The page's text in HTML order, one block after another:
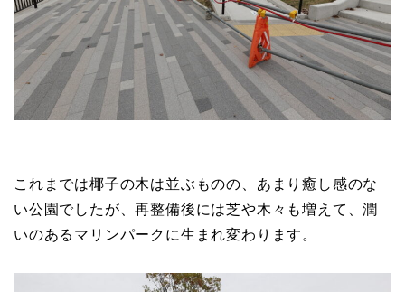
これまでは椰子の木は並ぶものの、あまり癒し感のな
い公園でしたが、再整備後には芝や木々も増えて、潤
いのあるマリンパークに生まれ変わります。